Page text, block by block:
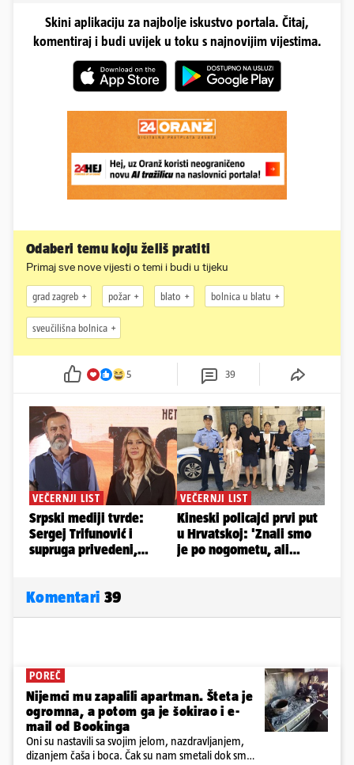
Skini aplikaciju za najbolje iskustvo portala. Čitaj,
komentiraj i budi uvijek u toku s najnovijim vijestima.
Odaberi temu koju želiš pratiti
Primaj sve nove vijesti o temi i budi u tijeku
grad zagreb požar blato bolnica u blatu
sveučilišna bolnica
5 39
Komentari 39
POREČ
Nijemci mu zapalili apartman. Šteta je
ogromna, a potom ga je šokirao i e-
mail od Bookinga
Oni su nastavili sa svojim jelom, nazdravljanjem,
dizanjem čaša i boca. Čak su nam smetali dok smo